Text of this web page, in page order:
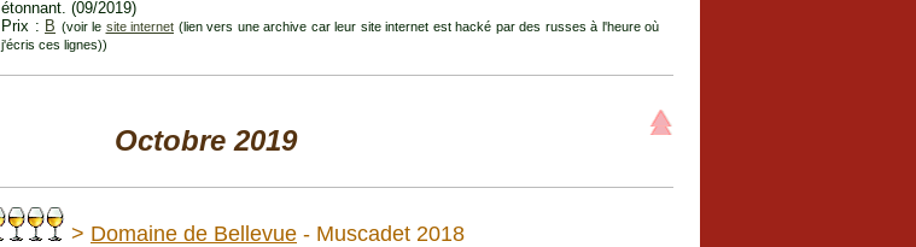
étonnant. (09/2019)
Prix : B (voir le site internet (lien vers une archive car leur site internet est hacké par des russes à l'heure où
j'écris ces lignes))
Octobre 2019
> Domaine de Bellevue - Muscadet 2018